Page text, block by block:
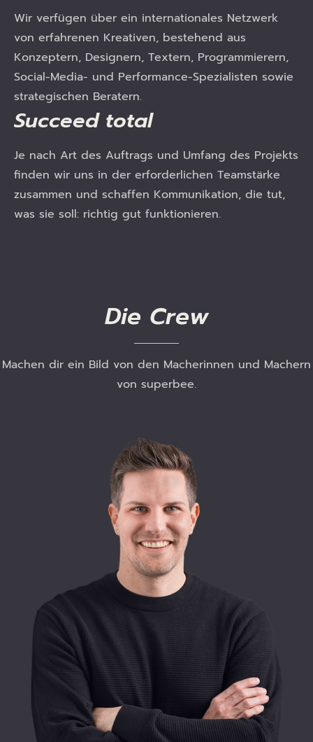
Wir verfügen über ein internationales Netzwerk
von erfahrenen Kreativen, bestehend aus
Konzeptern, Designern, Textern, Programmierern,
Social-Media- und Performance-Spezialisten sowie
strategischen Beratern.
Succeed total
Je nach Art des Auftrags und Umfang des Projekts
finden wir uns in der erforderlichen Teamstärke
zusammen und schaffen Kommunikation, die tut,
was sie soll: richtig gut funktionieren.
Die Crew
Machen dir ein Bild von den Macherinnen und Machern
von superbee.